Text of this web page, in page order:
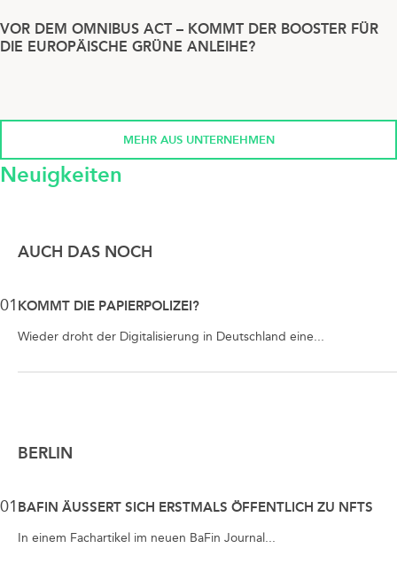
VOR DEM OMNIBUS ACT – KOMMT DER BOOSTER FÜR
DIE EUROPÄISCHE GRÜNE ANLEIHE?
MEHR AUS UNTERNEHMEN
Neuigkeiten
AUCH DAS NOCH
01 KOMMT DIE PAPIERPOLIZEI?
Wieder droht der Digitalisierung in Deutschland eine...
BERLIN
01 BAFIN ÄUSSERT SICH ERSTMALS ÖFFENTLICH ZU NFTS
In einem Fachartikel im neuen BaFin Journal...